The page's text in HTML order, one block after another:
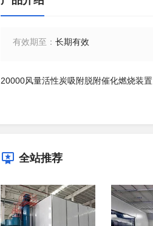
有效期至 ： 长期有效
20000风量活性炭吸附脱附催化燃烧装置
全站推荐